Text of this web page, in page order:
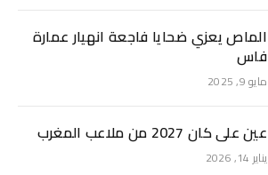
الماص يعزي ضحايا فاجعة انهيار عمارة
فاس
مايو 9, 2025
عين على كان 2027 من ملاعب المغرب
يناير 14, 2026